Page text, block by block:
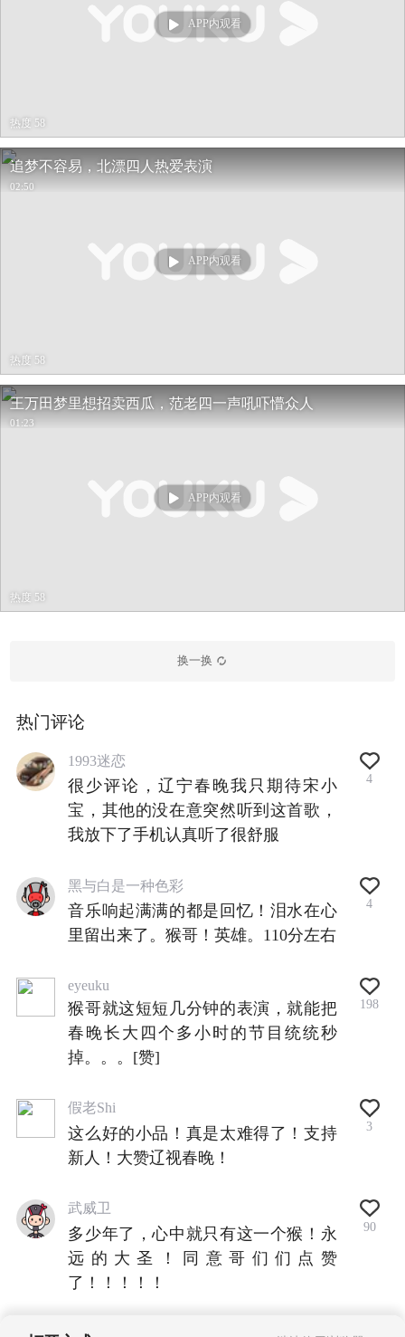
APP内观看
热度 58
追梦不容易，北漂四人热爱表演
02:50
APP内观看
热度 58
王万田梦里想招卖西瓜，范老四一声吼吓懵众人
01:23
APP内观看
热度 58
换一换
热门评论
1993迷恋
很少评论，辽宁春晚我只期待宋小
宝，其他的没在意突然听到这首歌，
我放下了手机认真听了很舒服
4
黑与白是一种色彩
音乐响起满满的都是回忆！泪水在心
里留出来了。猴哥！英雄。110分左右
4
eyeuku
猴哥就这短短几分钟的表演，就能把
春晚长大四个多小时的节目统统秒
掉。。。[赞]
198
假老Shi
这么好的小品！真是太难得了！支持
新人！大赞辽视春晚！
3
武威卫
多少年了，心中就只有这一个猴！永
远的大圣！同意哥们们点赞
了！！！！！
90